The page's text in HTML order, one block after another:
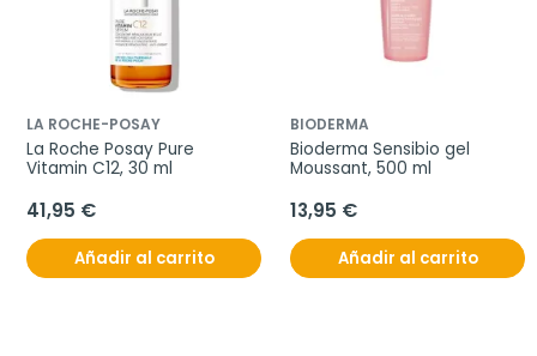
LA ROCHE-POSAY
La Roche Posay Pure
Vitamin C12, 30 ml
41,95 €
Añadir al carrito
BIODERMA
Bioderma Sensibio gel
Moussant, 500 ml
13,95 €
Añadir al carrito